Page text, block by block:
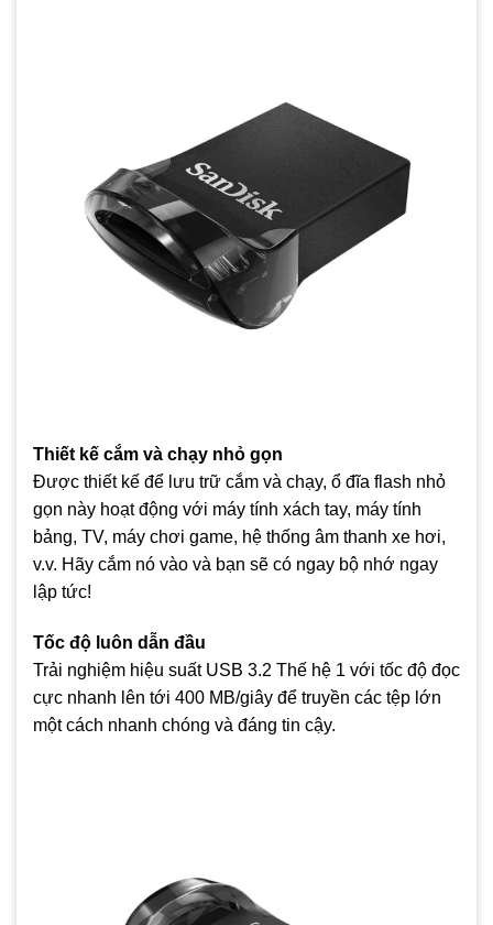
Thiết kế cắm và chạy nhỏ gọn
Được thiết kế để lưu trữ cắm và chạy, ổ đĩa flash nhỏ
gọn này hoạt động với máy tính xách tay, máy tính
bảng, TV, máy chơi game, hệ thống âm thanh xe hơi,
v.v. Hãy cắm nó vào và bạn sẽ có ngay bộ nhớ ngay
lập tức!
Tốc độ luôn dẫn đầu
Trải nghiệm hiệu suất USB 3.2 Thế hệ 1 với tốc độ đọc
cực nhanh lên tới 400 MB/giây để truyền các tệp lớn
một cách nhanh chóng và đáng tin cậy.